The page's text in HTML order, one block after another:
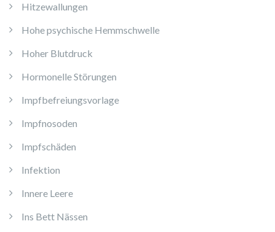
Hitzewallungen
Hohe psychische Hemmschwelle
Hoher Blutdruck
Hormonelle Störungen
Impfbefreiungsvorlage
Impfnosoden
Impfschäden
Infektion
Innere Leere
Ins Bett Nässen